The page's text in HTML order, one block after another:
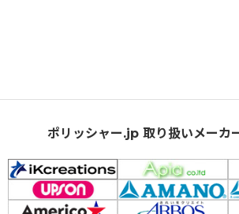
ポリッシャー.jp 取り扱いメーカ